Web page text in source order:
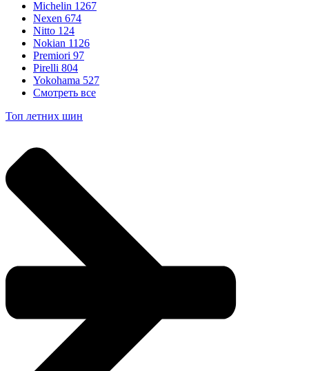
Michelin 1267
Nexen 674
Nitto 124
Nokian 1126
Premiori 97
Pirelli 804
Yokohama 527
Смотреть все
Топ летних шин